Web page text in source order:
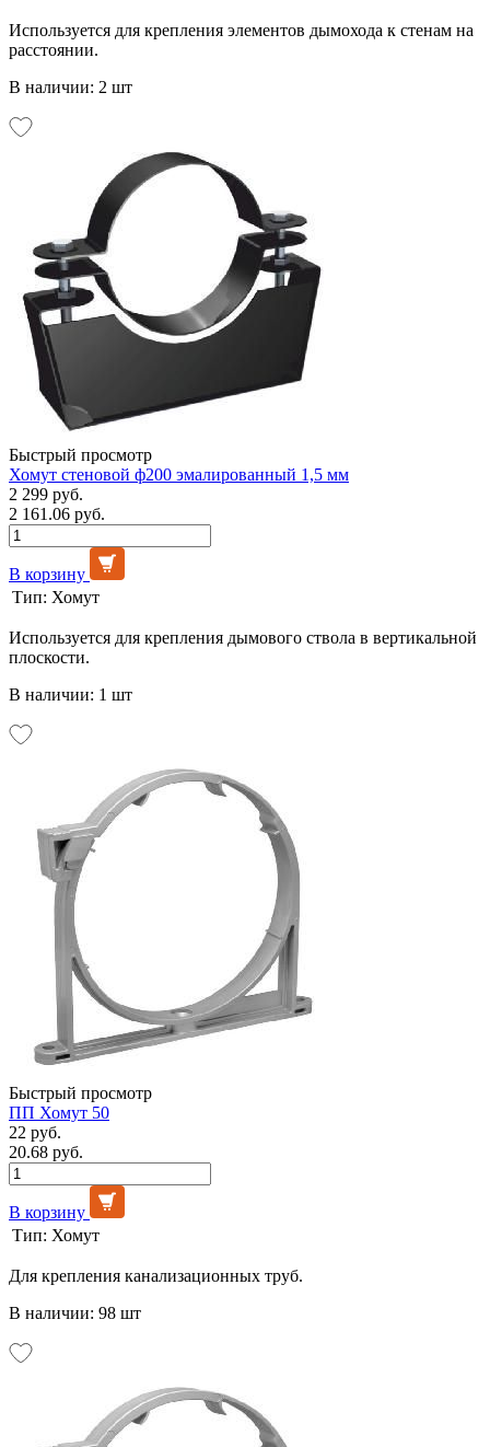
Используется для крепления элементов дымохода к стенам на
расстоянии.
В наличии: 2 шт
Быстрый просмотр
Хомут стеновой ф200 эмалированный 1,5 мм
2 299 руб.
2 161.06 руб.
В корзину
Тип: Хомут
Используется для крепления дымового ствола в вертикальной
плоскости.
В наличии: 1 шт
Быстрый просмотр
ПП Хомут 50
22 руб.
20.68 руб.
В корзину
Тип: Хомут
Для крепления канализационных труб.
В наличии: 98 шт